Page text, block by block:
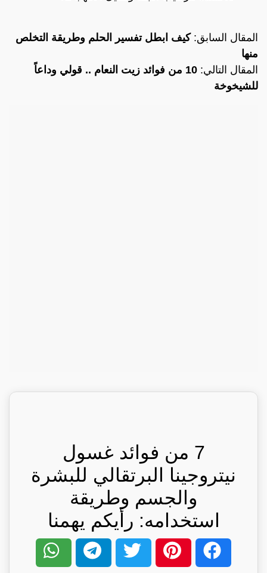
المقال السابق:كيف ابطل تفسير الحلم وطريقة التخلص
منها
المقال التالي:
10 من فوائد زيت النعام .. قولي وداعاً
للشيخوخة
7 من فوائد غسول
نيتروجينا البرتقالي للبشرة
والجسم وطريقة
استخدامه: رأيكم يهمنا